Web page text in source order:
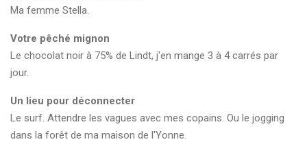
Ma femme Stella.
Votre pêché mignon
Le chocolat noir à 75% de Lindt, j'en mange 3 à 4 carrés par
jour.
Un lieu pour déconnecter
Le surf. Attendre les vagues avec mes copains. Ou le jogging
dans la forêt de ma maison de l'Yonne.